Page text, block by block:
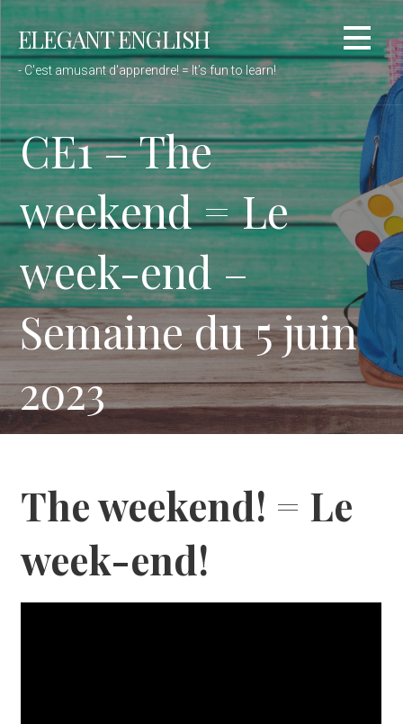
Passer
au
contenu
ELEGANT ENGLISH
- C'est amusant d'apprendre! = It’s fun to learn!
CE1 – The
weekend = Le
week-end –
Semaine du 5 juin
2023
The weekend! = Le
week-end!